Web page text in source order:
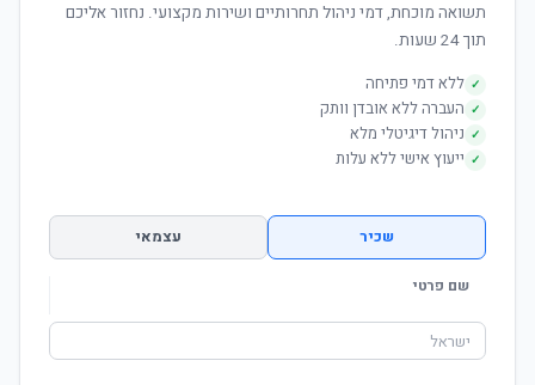
תשואה מוכחת, דמי ניהול תחרותיים ושירות מקצועי. נחזור אליכם
תוך 24 שעות.
✓ ללא דמי פתיחה
✓ העברה ללא אובדן וותק
✓ ניהול דיגיטלי מלא
✓ ייעוץ אישי ללא עלות
שכיר עצמאי
שם פרטי